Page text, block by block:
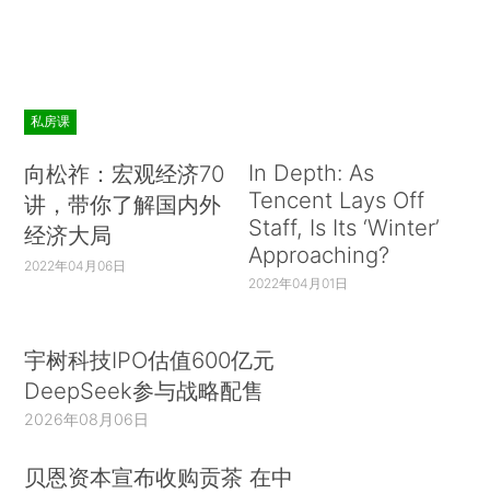
私房课
向松祚：宏观经济70
讲，带你了解国内外
经济大局
2022年04月06日
In Depth: As
Tencent Lays Off
Staff, Is Its ‘Winter’
Approaching?
2022年04月01日
宇树科技IPO估值600亿元
DeepSeek参与战略配售
2026年08月06日
贝恩资本宣布收购贡茶 在中